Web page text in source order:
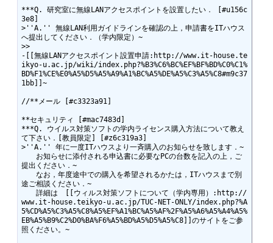
***Q. 研究室に無線LANアクセスポイントを設置したい． [#u156c
3e8]
>''A.'' 無線LAN利用ガイドラインを確認の上，申請書をITハウス
へ提出してください．（学内限定）~
>>
-[[無線LANアクセスポイント設置申請:http://www.it-house.te
ikyo-u.ac.jp/wiki/index.php?%B3%C6%BC%EF%BF%BD%C0%C1%
BD%F1%CE%E0%A5%D5%A5%A9%A1%BC%A5%DE%A5%C3%A5%C8#m9c37
1bb]]~
//**メール [#c3323a91]
**セキュリティ [#mac7483d]
***Q. ウイルス対策ソフトの学内ライセンス購入方法について教え
て下さい．[教員限定] [#z6c319a3]
>''A.'' 年に一度ITハウスより一斉購入のお知らせを致します．~
お知らせに添付される申込書に必要なPCの台数を記入の上，ご
提出ください．~
なお，年度途中での購入を希望されるかたは，ITハウスまで別
途ご相談ください．~
詳細は　[[ウィルス対策ソフトについて（学内専用）:http://
www.it-house.teikyo-u.ac.jp/TUC-NET-ONLY/index.php?%A
5%CD%A5%C3%A5%C8%A5%EF%A1%BC%A5%AF%2F%A5%A6%A5%A4%A5%
EB%A5%B9%C2%D0%BA%F6%A5%BD%A5%D5%A5%C8]]のサイトをご参
照ください。~